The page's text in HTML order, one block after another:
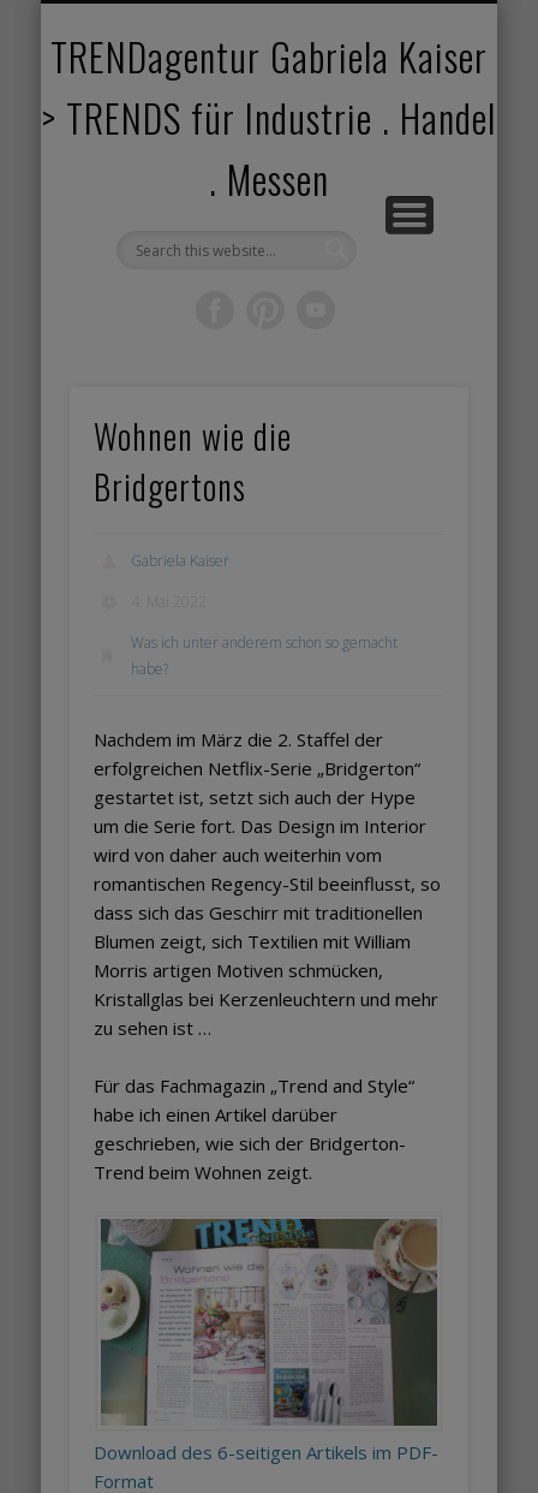
TRENDagentur Gabriela Kaiser
> TRENDS für Industrie . Handel
. Messen
Wohnen wie die
Bridgertons
Gabriela Kaiser
Was ich unter anderem schon so gemacht
habe?
Nachdem im März die 2. Staffel der
erfolgreichen Netflix-Serie „Bridgerton“
gestartet ist, setzt sich auch der Hype
um die Serie fort. Das Design im Interior
wird von daher auch weiterhin vom
romantischen Regency-Stil beeinflusst, so
dass sich das Geschirr mit traditionellen
Blumen zeigt, sich Textilien mit William
Morris artigen Motiven schmücken,
Kristallglas bei Kerzenleuchtern und mehr
zu sehen ist …
Für das Fachmagazin „Trend and Style“
habe ich einen Artikel darüber
geschrieben, wie sich der Bridgerton-
Trend beim Wohnen zeigt.
Download des 6-seitigen Artikels im PDF-
Format